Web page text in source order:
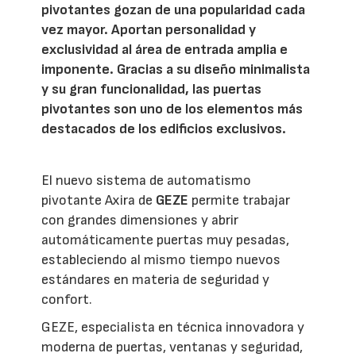
pivotantes gozan de una popularidad cada
vez mayor. Aportan personalidad y
exclusividad al área de entrada amplia e
imponente. Gracias a su diseño minimalista
y su gran funcionalidad, las puertas
pivotantes son uno de los elementos más
destacados de los edificios exclusivos.
El nuevo sistema de automatismo
pivotante Axira de GEZE permite trabajar
con grandes dimensiones y abrir
automáticamente puertas muy pesadas,
estableciendo al mismo tiempo nuevos
estándares en materia de seguridad y
confort.
GEZE, especialista en técnica innovadora y
moderna de puertas, ventanas y seguridad,